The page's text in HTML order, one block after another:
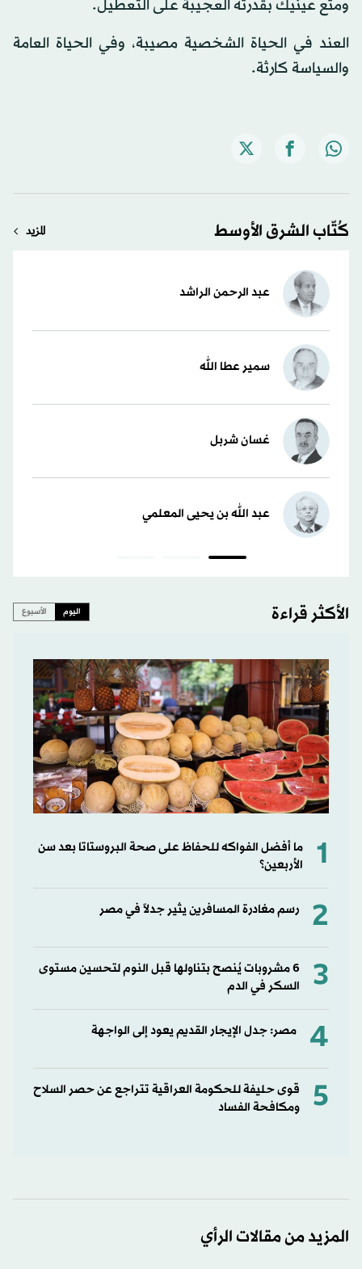
ومتع عينيك بقدرته العجيبة على التعطيل.
العند في الحياة الشخصية مصيبة، وفي الحياة العامة
والسياسة كارثة.
كُتّاب الشرق الأوسط المزيد
عبد الرحمن الراشد
سمير عطا الله
غسان شربل
عبد الله بن يحيى المعلمي
الأكثر قراءة اليوم الأسبوع
1
ما أفضل الفواكه للحفاظ على صحة البروستاتا بعد سن
الأربعين؟
2 رسم مغادرة المسافرين يثير جدلاً في مصر
3
6 مشروبات يُنصح بتناولها قبل النوم لتحسين مستوى
السكر في الدم
4 مصر: جدل الإيجار القديم يعود إلى الواجهة
5
قوى حليفة للحكومة العراقية تتراجع عن حصر السلاح
ومكافحة الفساد
المزيد من مقالات الرأي